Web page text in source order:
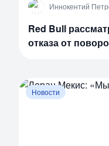
И Иннокентий
Red Bull
отказа от
Новости